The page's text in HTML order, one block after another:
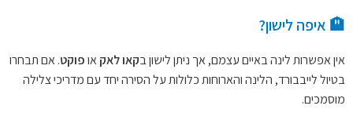
🏨 איפה לישון?
אין אפשרות לינה באיים עצמם, אך ניתן לישון בקאו לאקאופוקט. אם תבחרו
בטיול לייבבורד, הלינה והארוחות כלולות על הסירה יחד עם מדריכי צלילה
מוסמכים.